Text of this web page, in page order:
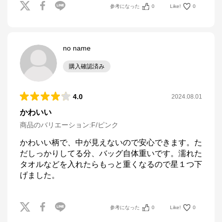
参考になった 0 Like! 0
no name
購入確認済み
4.0 2024.08.01
かわいい
商品のバリエーション:F/ピンク
かわいい柄で、中が見えないので安心できます。た
だしっかりしてる分、バッグ自体重いです。濡れた
タオルなどを入れたらもっと重くなるので星１つ下
げました。
参考になった 0 Like! 0